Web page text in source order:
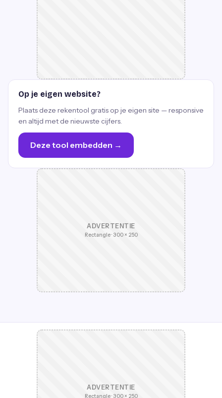
Op je eigen website?
Plaats deze rekentool gratis op je eigen site — responsive
en altijd met de nieuwste cijfers.
Deze tool embedden →
ADVERTENTIE
Rectangle · 300 × 250
ADVERTENTIE
Rectangle · 300 × 250